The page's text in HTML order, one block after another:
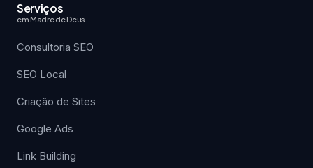
Serviços
em Madre de Deus
Consultoria SEO
SEO Local
Criação de Sites
Google Ads
Link Building